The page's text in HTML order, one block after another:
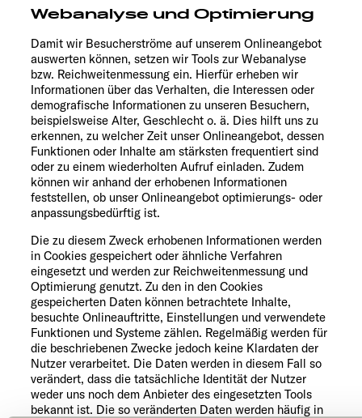
Webanalyse und Optimierung
Damit wir Besucherströme auf unserem Onlineangebot
auswerten können, setzen wir Tools zur Webanalyse
bzw. Reichweitenmessung ein. Hierfür erheben wir
Informationen über das Verhalten, die Interessen oder
demografische Informationen zu unseren Besuchern,
beispielsweise Alter, Geschlecht o. ä. Dies hilft uns zu
erkennen, zu welcher Zeit unser Onlineangebot, dessen
Funktionen oder Inhalte am stärksten frequentiert sind
oder zu einem wiederholten Aufruf einladen. Zudem
können wir anhand der erhobenen Informationen
feststellen, ob unser Onlineangebot optimierungs- oder
anpassungsbedürftig ist.
Die zu diesem Zweck erhobenen Informationen werden
in Cookies gespeichert oder ähnliche Verfahren
eingesetzt und werden zur Reichweitenmessung und
Optimierung genutzt. Zu den in den Cookies
gespeicherten Daten können betrachtete Inhalte,
besuchte Onlineauftritte, Einstellungen und verwendete
Funktionen und Systeme zählen. Regelmäßig werden für
die beschriebenen Zwecke jedoch keine Klardaten der
Nutzer verarbeitet. Die Daten werden in diesem Fall so
verändert, dass die tatsächliche Identität der Nutzer
weder uns noch dem Anbieter des eingesetzten Tools
bekannt ist. Die so veränderten Daten werden häufig in